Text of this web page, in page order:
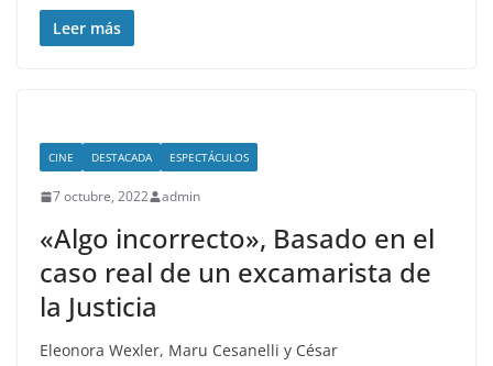
Leer más
CINE DESTACADA ESPECTÁCULOS
7 octubre, 2022 admin
«Algo incorrecto», Basado en el
caso real de un excamarista de
la Justicia
Eleonora Wexler, Maru Cesanelli y César